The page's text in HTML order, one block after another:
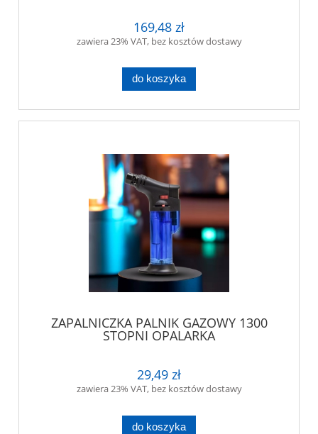
169,48 zł
zawiera 23% VAT, bez kosztów dostawy
do koszyka
ZAPALNICZKA PALNIK GAZOWY 1300
STOPNI OPALARKA
29,49 zł
zawiera 23% VAT, bez kosztów dostawy
do koszyka